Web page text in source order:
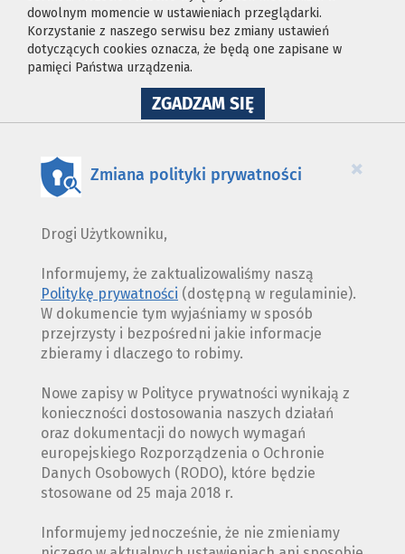
dowolnym momencie w ustawieniach przeglądarki.
Korzystanie z naszego serwisu bez zmiany ustawień
dotyczących cookies oznacza, że będą one zapisane w
pamięci Państwa urządzenia.
ZGADZAM SIĘNA
WYKORZYSTANIE
×
Zmiana polityki prywatności
Drogi Użytkowniku,
Informujemy, że zaktualizowaliśmy naszą
Politykę prywatności (dostępną w regulaminie).
W dokumencie tym wyjaśniamy w sposób
przejrzysty i bezpośredni jakie informacje
zbieramy i dlaczego to robimy.
Nowe zapisy w Polityce prywatności wynikają z
konieczności dostosowania naszych działań
oraz dokumentacji do nowych wymagań
europejskiego Rozporządzenia o Ochronie
Danych Osobowych (RODO), które będzie
stosowane od 25 maja 2018 r.
Informujemy jednocześnie, że nie zmieniamy